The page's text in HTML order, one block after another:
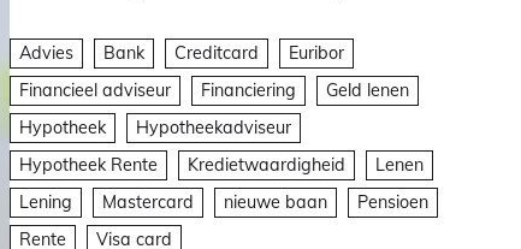
Advies Bank Creditcard
Euribor
Financieel adviseur
Financiering
Geld lenen
Hypotheek
Hypotheekadviseur
Hypotheek Rente
Kredietwaardigheid
Lenen
Lening
Mastercard nieuwe baan
Pensioen
Rente
Visa card